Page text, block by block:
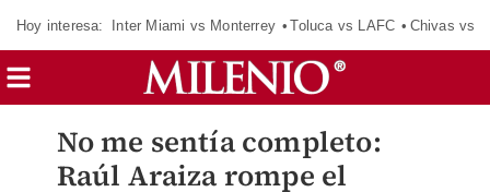
Hoy interesa: Inter Miami vs Monterrey Toluca vs LAFC Chivas vs
No me sentía completo:
Raúl Araiza rompe el